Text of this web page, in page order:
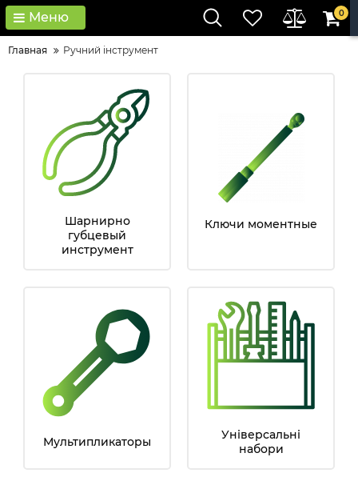
Меню 0
Главная Ручний інструмент
Шарнирно
губцевый
инструмент
Ключи моментные
Мультипликаторы
Універсальні
набори